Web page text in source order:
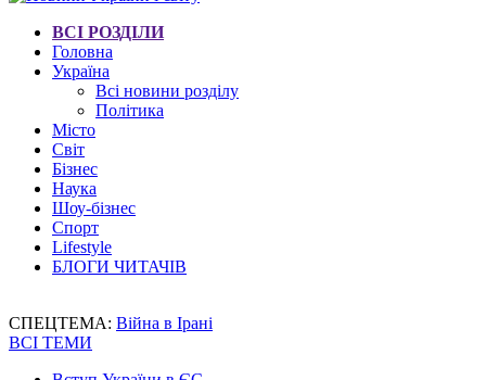
ВСІ РОЗДІЛИ
Головна
Україна
Всі новини розділу
Політика
Місто
Світ
Бізнес
Наука
Шоу-бізнес
Спорт
Lifestyle
БЛОГИ ЧИТАЧІВ
СПЕЦТЕМА: Війна в Ірані
ВСІ ТЕМИ